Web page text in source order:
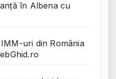
în Albena cu
uri din România